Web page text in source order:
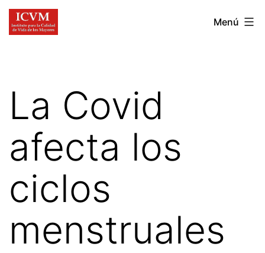
Instituto
Vida
de
los
Mayores
Menú
La Covid
afecta los
ciclos
menstruales